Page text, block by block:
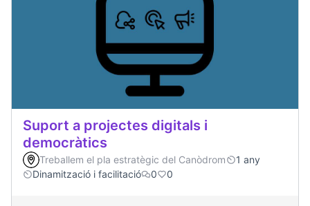
Suport a projectes digitals i
democràtics
Treballem el pla estratègic del Canòdrom
1 any
Dinamització i facilitació
0 0